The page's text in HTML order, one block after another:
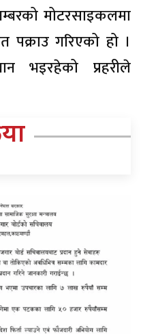
मोटरसाइकलमा
पक्राउ गरिएको हो ।
भइरहेको प्रहरीले